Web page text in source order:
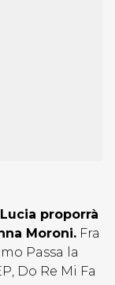
proporrà
Moroni. Fra
Passa la
Do Re Mi Fa